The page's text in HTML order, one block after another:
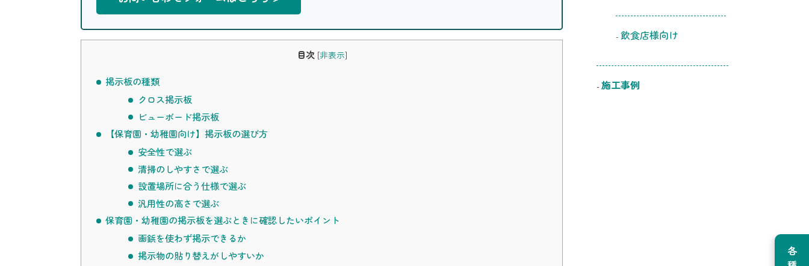
目次 [非表示]
掲示板の種類
クロス掲示板
ビューボード掲示板
【保育園・幼稚園向け】掲示板の選び方
安全性で選ぶ
清掃のしやすさで選ぶ
設置場所に合う仕様で選ぶ
汎用性の高さで選ぶ
保育園・幼稚園の掲示板を選ぶときに確認したいポイント
画鋲を使わず掲示できるか
掲示物の貼り替えがしやすいか
飲食店様向け
施工事例